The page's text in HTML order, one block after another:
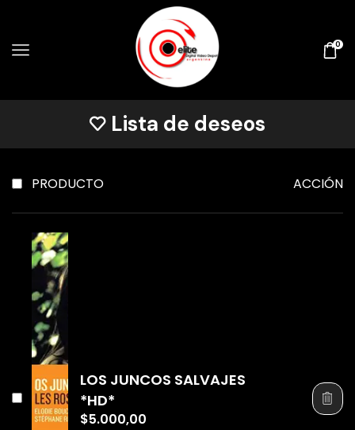
0
Lista de deseos
PRODUCTO ACCIÓN
LOS JUNCOS SALVAJES
*HD*
$5.000,00